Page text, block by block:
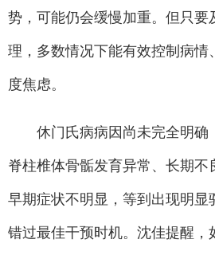
势，可能仍会缓慢加重。但只要
理，多数情况下能有效控制病情
度焦虑。
休门氏病病因尚未完全明确
脊柱椎体骨骺发育异常、长期不
早期症状不明显，等到出现明显
错过最佳干预时机。沈佳提醒，